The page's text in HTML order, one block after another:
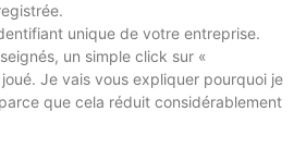
unique de votre entreprise.
un simple click sur «
Je vais vous expliquer pourquoi je
que cela réduit considérablement